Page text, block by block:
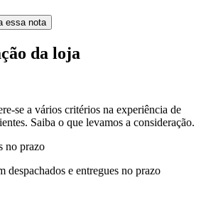
essa nota
da loja
se a vários critérios na experiência de
Saiba o que levamos a consideração.
no prazo
despachados e entregues no prazo